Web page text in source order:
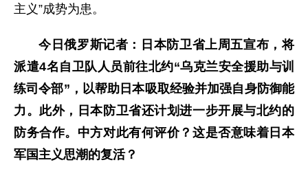
主义”成势为患。
今日俄罗斯记者：日本防卫省上周五宣布，将
派遣4名自卫队人员前往北约“乌克兰安全援助与训
练司令部”，以帮助日本吸取经验并加强自身防御能
力。此外，日本防卫省还计划进一步开展与北约的
防务合作。中方对此有何评价？这是否意味着日本
军国主义思潮的复活？